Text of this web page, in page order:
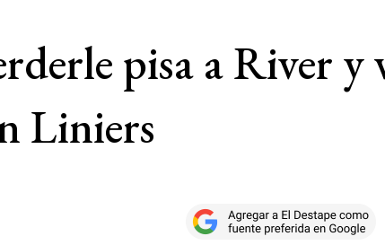
pisa a River y
Liniers